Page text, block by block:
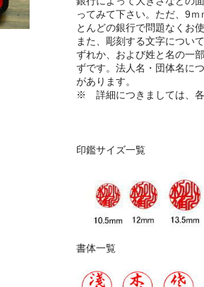
ってみて下さい。ただ、9
とんどの銀行で問題なくお
また、彫刻する文字につい
ずれか、および姓と名の一
ずです。法人名・団体名に
があります。
※ 詳細につきましては、各
印鑑サイズ一覧
書体一覧